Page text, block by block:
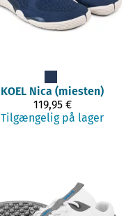
KOEL Nica (miesten)
119,95 €
Tilgængelig på lager